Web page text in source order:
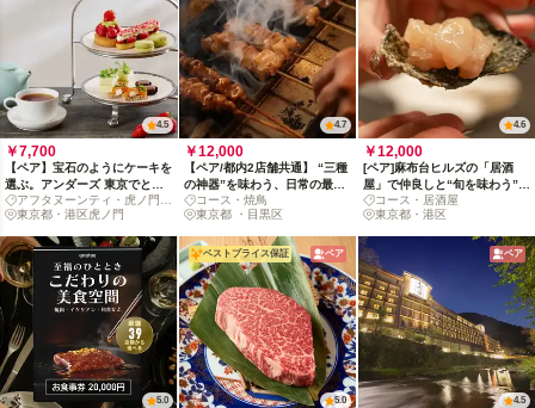
4.5
￥7,700
【ペア】宝石のようにケーキを
選ぶ。アンダーズ 東京でとき
めきのヌン活を
アフタヌーンティ・虎ノ門ヒ
ルズ
東京都・港区虎ノ門
4.7
￥12,000
【ペア/都内2店舗共通】 “三種
の神器”を味わう、日常の最高
峰 *3名様以上は別ページあり
コース・焼鳥
東京都 ・目黒区
4.6
￥12,000
[ペア]麻布台ヒルズの「居酒
屋」で仲良しと“旬を味わう”お
任せコース
コース・居酒屋
東京都・港区
5.0
ベストプライス保証 ペア
5.0
ペア
4.5